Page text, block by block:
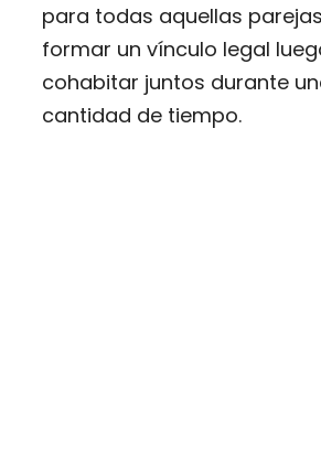
para todas aquellas
formar un vínculo legal
cohabitar juntos durante
cantidad de tiempo.